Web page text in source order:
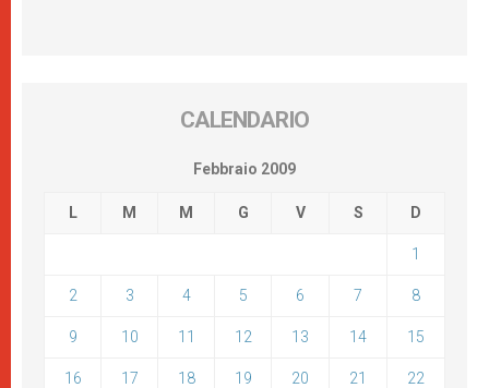
CALENDARIO
Febbraio 2009
L M M G V S D
1
2 3 4 5 6 7 8
9 10 11 12 13 14 15
16 17 18 19 20 21 22